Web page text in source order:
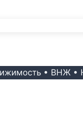
• ВНЖ •